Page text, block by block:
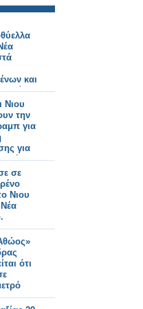
και
-
Νιου
την
για
για
σε
Νιου
Νέα
ότι